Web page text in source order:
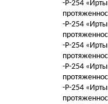
-Р-254
-Р-254
-Р-254
-Р-254
-Р-254